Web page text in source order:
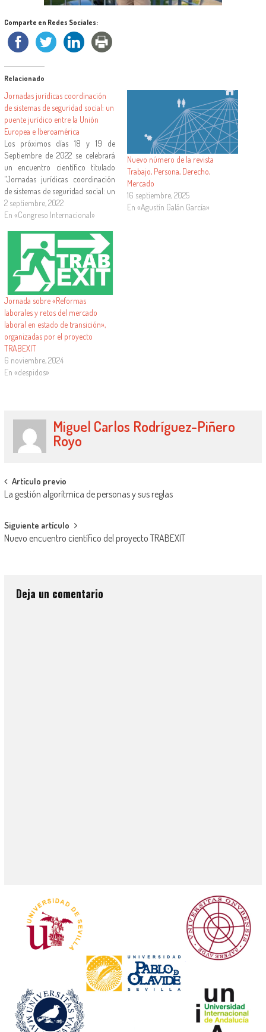
Comparte en Redes Sociales:
Relacionado
Jornadas jurídicas coordinación
de sistemas de seguridad social: un
puente jurídico entre la Unión
Europea e Iberoamérica
Los próximos días 18 y 19 de
Septiembre de 2022 se celebrará
un encuentro científico titulado
"Jornadas jurídicas coordinación
de sistemas de seguridad social: un
puente jurídico entre la Unión
Europea e Iberoamérica" Estas
través de estas Jornadas jurídicas
se pretende analizar la
coordinación…
2 septiembre, 2022
En «Congreso Internacional»
Nuevo número de la revista
Trabajo, Persona, Derecho,
Mercado
16 septiembre, 2025
En «Agustín Galán García»
Jornada sobre «Reformas
laborales y retos del mercado
laboral en estado de transición»,
organizadas por el proyecto
TRABEXIT
6 noviembre, 2024
En «despidos»
Miguel Carlos Rodríguez-Piñero
Royo
Artículo previo
La gestión algorítmica de personas y sus reglas
Siguiente artículo
Nuevo encuentro científico del proyecto TRABEXIT
Deja un comentario